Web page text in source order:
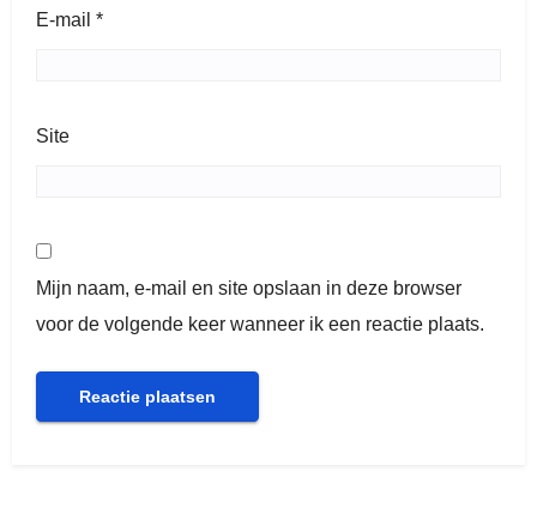
E-mail *
Site
Mijn naam, e-mail en site opslaan in deze browser
voor de volgende keer wanneer ik een reactie plaats.